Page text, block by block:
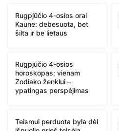
Rugpjūčio 4-osios orai
Kaune: debesuota, bet
šilta ir be lietaus
Rugpjūčio 4-osios
horoskopas: vienam
Zodiako ženklui –
ypatingas perspėjimas
Teismui perduota byla dėl